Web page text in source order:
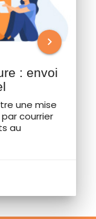
chevron_right
: envoi
une mise
courrier
au